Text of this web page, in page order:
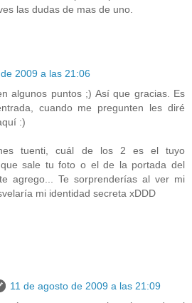
las dudas de mas de uno.
2009 a las 21:06
algunos puntos ;) Así que gracias. Es
cuando me pregunten les diré
:)
tuenti, cuál de los 2 es el tuyo
sale tu foto o el de la portada del
agrego... Te sorprenderías al ver mi
mi identidad secreta xDDD
11 de agosto de 2009 a las 21:09